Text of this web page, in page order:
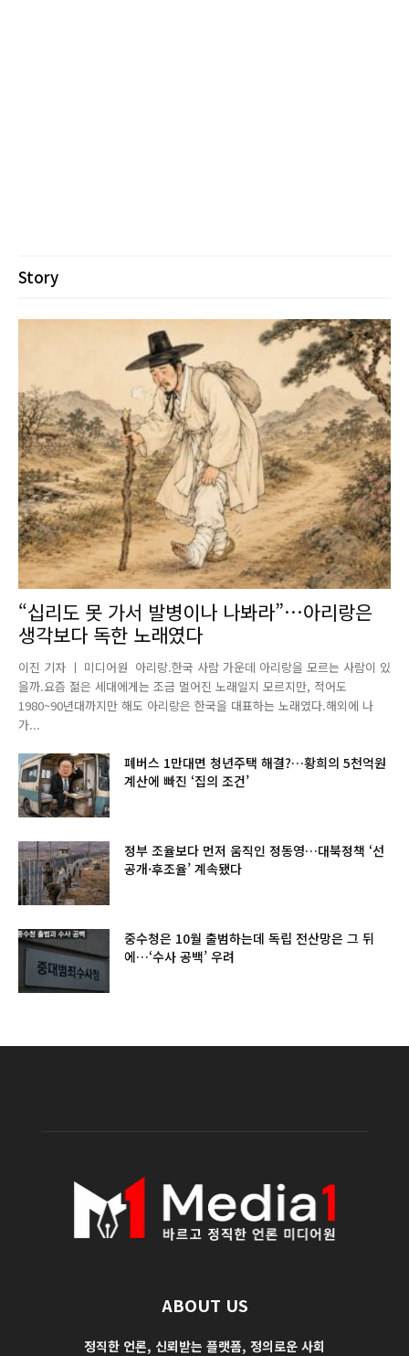
Story
“십리도 못 가서 발병이나 나봐라”…아리랑은
생각보다 독한 노래였다
이진 기자 ㅣ 미디어원 아리랑.한국 사람 가운데 아리랑을 모르는 사람이 있
을까.요즘 젊은 세대에게는 조금 멀어진 노래일지 모르지만, 적어도
1980~90년대까지만 해도 아리랑은 한국을 대표하는 노래였다.해외에 나
가...
폐버스 1만대면 청년주택 해결?…황희의 5천억원
계산에 빠진 ‘집의 조건’
정부 조율보다 먼저 움직인 정동영…대북정책 ‘선
공개·후조율’ 계속됐다
중수청은 10월 출범하는데 독립 전산망은 그 뒤
에…‘수사 공백’ 우려
ABOUT US
정직한 언론, 신뢰받는 플랫폼, 정의로운 사회